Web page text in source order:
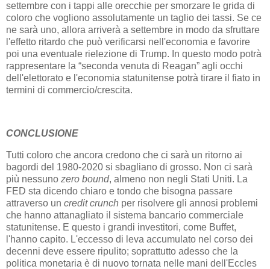
settembre con i tappi alle orecchie per smorzare le grida di
coloro che vogliono assolutamente un taglio dei tassi. Se ce
ne sarà uno, allora arriverà a settembre in modo da sfruttare
l'effetto ritardo che può verificarsi nell'economia e favorire
poi una eventuale rielezione di Trump. In questo modo potrà
rappresentare la “seconda venuta di Reagan” agli occhi
dell'elettorato e l'economia statunitense potrà tirare il fiato in
termini di commercio/crescita.
CONCLUSIONE
Tutti coloro che ancora credono che ci sarà un ritorno ai
bagordi del 1980-2020 si sbagliano di grosso. Non ci sarà
più nessuno zero bound, almeno non negli Stati Uniti. La
FED sta dicendo chiaro e tondo che bisogna passare
attraverso un credit crunch per risolvere gli annosi problemi
che hanno attanagliato il sistema bancario commerciale
statunitense. E questo i grandi investitori, come Buffet,
l'hanno capito. L'eccesso di leva accumulato nel corso dei
decenni deve essere ripulito; soprattutto adesso che la
politica monetaria è di nuovo tornata nelle mani dell'Eccles